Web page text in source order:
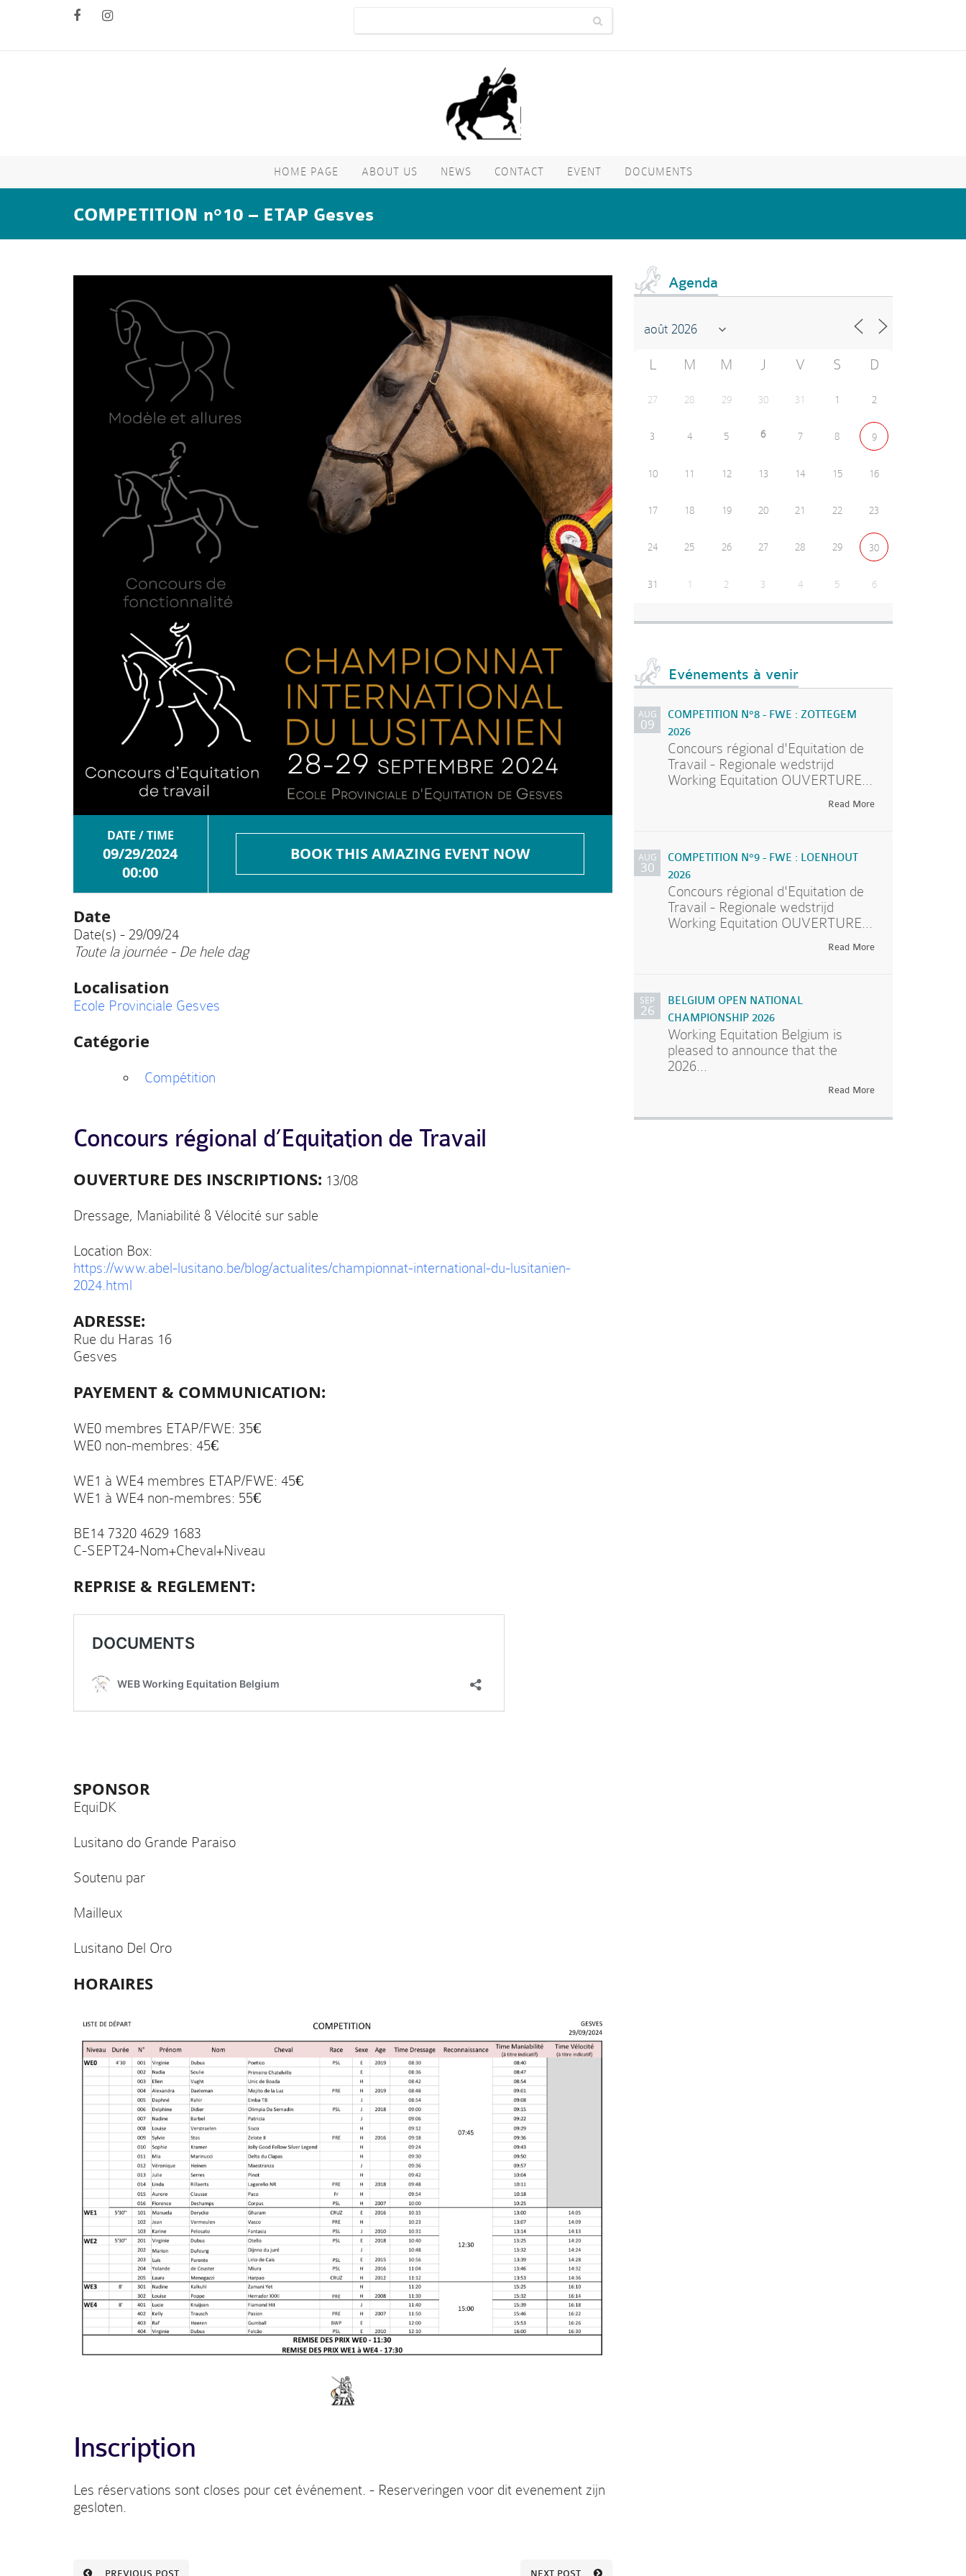
HOME PAGE ABOUT US NEWS CONTACT EVENT DOCUMENTS
COMPETITION n°10 – ETAP Gesves
DATE / TIME
09/29/2024
00:00
BOOK THIS AMAZING EVENT NOW
Date
Date(s) - 29/09/24
Toute la journée - De hele dag
Localisation
Ecole Provinciale Gesves
Catégorie
Compétition
Concours régional d’Equitation de Travail
OUVERTURE DES INSCRIPTIONS: 13/08
Dressage, Maniabilité & Vélocité sur sable
Location Box:
https://www.abel-lusitano.be/blog/actualites/championnat-international-du-lusitanien-
2024.html
ADRESSE:
Rue du Haras 16
Gesves
PAYEMENT & COMMUNICATION:
WE0 membres ETAP/FWE: 35€
WE0 non-membres: 45€
WE1 à WE4 membres ETAP/FWE: 45€
WE1 à WE4 non-membres: 55€
BE14 7320 4629 1683
C-SEPT24-Nom+Cheval+Niveau
REPRISE & REGLEMENT:
SPONSOR
EquiDK
Lusitano do Grande Paraiso
Soutenu par
Mailleux
Lusitano Del Oro
HORAIRES
Inscription
Les réservations sont closes pour cet événement. - Reserveringen voor dit evenement zijn
gesloten.
PREVIOUS POST NEXT POST
Agenda
L M M J V S D
27 28 29 30 31 1 2
3 4 5 6 7 8 9
10 11 12 13 14 15 16
17 18 19 20 21 22 23
24 25 26 27 28 29 30
31 1 2 3 4 5 6
Evénements à venir
AUG
09
COMPETITION N°8 - FWE : ZOTTEGEM
2026
Concours régional d'Equitation de
Travail - Regionale wedstrijd
Working Equitation OUVERTURE...
Read More
AUG
30
COMPETITION N°9 - FWE : LOENHOUT
2026
Concours régional d'Equitation de
Travail - Regionale wedstrijd
Working Equitation OUVERTURE...
Read More
SEP
26
BELGIUM OPEN NATIONAL
CHAMPIONSHIP 2026
Working Equitation Belgium is
pleased to announce that the
2026...
Read More